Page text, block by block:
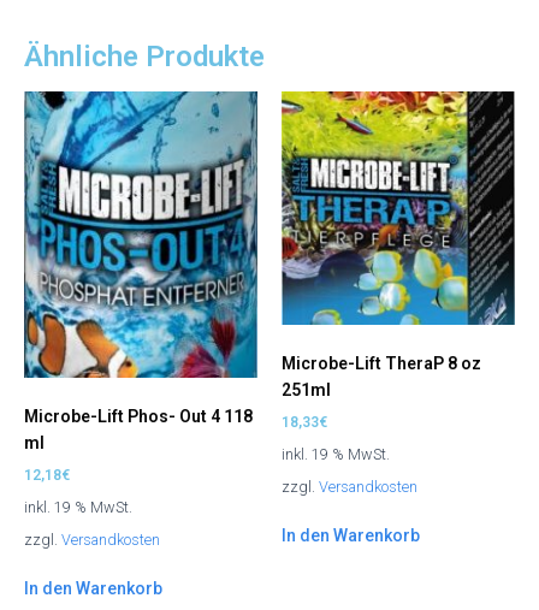
Ähnliche Produkte
Microbe-Lift Phos- Out 4 118
ml
12,18€
inkl. 19 % MwSt.
zzgl. Versandkosten
In den Warenkorb
Microbe-Lift TheraP 8 oz
251ml
18,33€
inkl. 19 % MwSt.
zzgl. Versandkosten
In den Warenkorb